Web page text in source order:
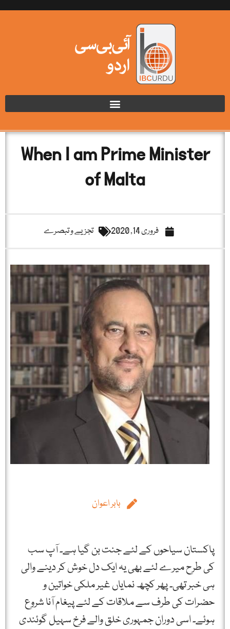
When I am Prime Minister
of Malta
فروری 14, 2020 تجزیے و تبصرے
بابر اعوان
پاکستان سیاحوں کے لئے جنت بن گیا ہے۔ آپ سب
کی طرح میرے لئے بھی یہ ایک دل خوش کر دینے والی
ہی خبر تھی۔ پھر کچھ نمایاں غیر ملکی خواتین و
حضرات کی طرف سے ملاقات کے لئے پیغام آنا شروع
ہوئے۔ اسی دوران جمہوری خلق والے فرخ سہیل گوئندی